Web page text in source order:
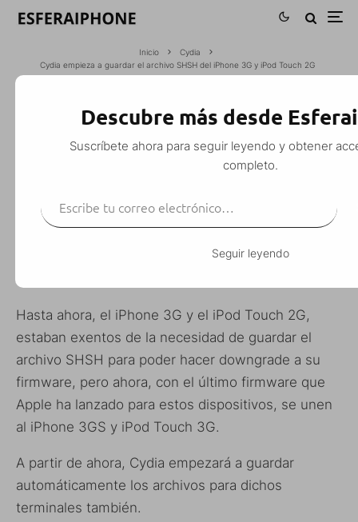
Inicio
Cydia
Cydia empieza a guardar el archivo SHSH del iPhone 3G y iPod Touch 2G
CYDIA EMPIEZA A GUARDAR EL
TOUCH 2G
Cydia
iPhone iPhone 3G iPod Touch
1 Minuto de lectura
Hasta ahora, el iPhone 3G y el iPod Touch 2G,
estaban exentos de la necesidad de guardar el
archivo SHSH para poder hacer downgrade a su
firmware, pero ahora, con el último firmware que
Apple ha lanzado para estos dispositivos, se unen
al iPhone 3GS y iPod Touch 3G.
A partir de ahora, Cydia empezará a guardar
automáticamente los archivos para dichos
terminales también.
Descubre más desde
Suscríbete ahora para seguir leyendo y obtener
completo.
Seguir leyendo